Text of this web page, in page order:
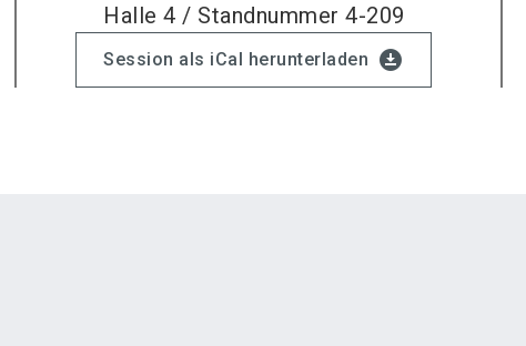
Halle 4 / Standnummer 4-209
Session als iCal herunterladen download_for_offline